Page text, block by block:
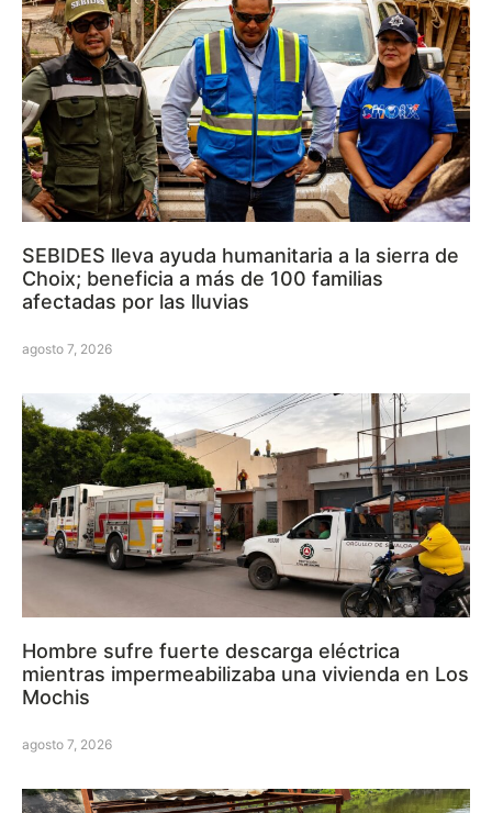
SEBIDES lleva ayuda humanitaria a la sierra de
Choix; beneficia a más de 100 familias
afectadas por las lluvias
agosto 7, 2026
Hombre sufre fuerte descarga eléctrica
mientras impermeabilizaba una vivienda en Los
Mochis
agosto 7, 2026